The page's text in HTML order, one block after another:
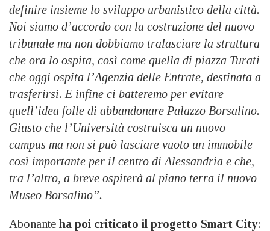
definire insieme lo sviluppo urbanistico della città.
Noi siamo d’accordo con la costruzione del nuovo
tribunale ma non dobbiamo tralasciare la struttura
che ora lo ospita, così come quella di piazza Turati
che oggi ospita l’Agenzia delle Entrate, destinata a
trasferirsi. E infine ci batteremo per evitare
quell’idea folle di abbandonare Palazzo Borsalino.
Giusto che l’Università costruisca un nuovo
campus ma non si può lasciare vuoto un immobile
così importante per il centro di Alessandria e che,
tra l’altro, a breve ospiterà al piano terra il nuovo
Museo Borsalino”.
Abonante ha poi criticato il progetto Smart City: